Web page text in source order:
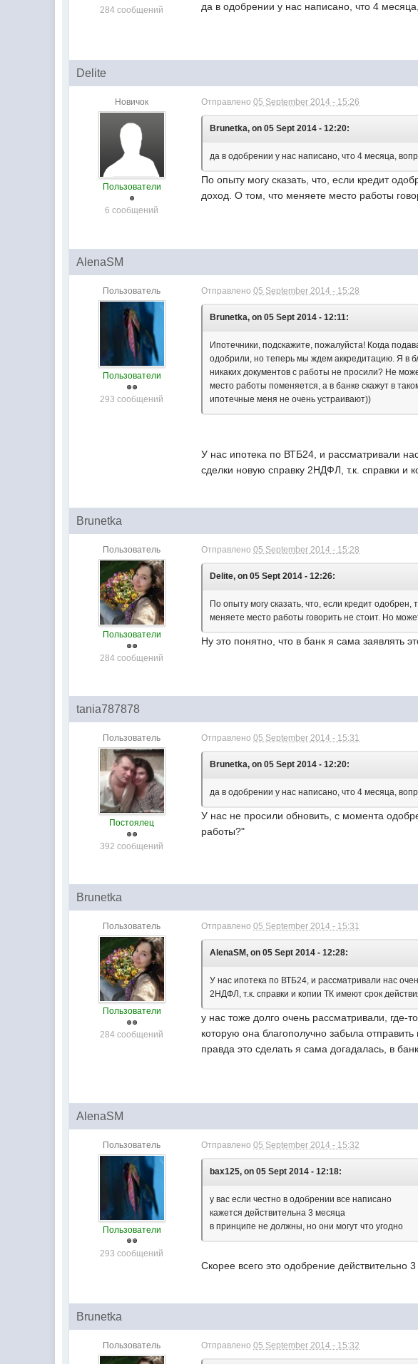
284 сообщений да в одобрении у нас написано, что 4
Delite
Новичок
Пользователи
6 сообщений
Отправлено05 September 2014 - 15:26
Brunetka, on 05 Sept 2014 - 12:20:
да в одобрении у нас написано, что 4 месяца,
По опыту могу сказать, что, если кредит
доход. О том, что меняете место работы
AlenaSM
Пользователь
Пользователи
293 сообщений
Отправлено05 September 2014 - 15:28
Brunetka, on 05 Sept 2014 - 12:11:
Ипотечники, подскажите, пожалуйста! Когда
одобрили, но теперь мы ждем аккредитацию. Я в
никаких документов с работы не просили? Не
место работы поменяется, а в банке скажут в
ипотечные меня не очень устраивают))
У нас ипотека по ВТБ24, и рассматривали
сделки новую справку 2НДФЛ, т.к. справки и
Brunetka
Пользователь
Пользователи
284 сообщений
Отправлено05 September 2014 - 15:28
Delite, on 05 Sept 2014 - 12:26:
По опыту могу сказать, что, если кредит
меняете место работы говорить не стоит. Но
Ну это понятно, что в банк я сама заявлять
tania787878
Пользователь
Постоялец
392 сообщений
Отправлено05 September 2014 - 15:31
Brunetka, on 05 Sept 2014 - 12:20:
да в одобрении у нас написано, что 4 месяца,
У нас не просили обновить, с момента
работы?"
Brunetka
Пользователь
Пользователи
284 сообщений
Отправлено05 September 2014 - 15:31
AlenaSM, on 05 Sept 2014 - 12:28:
У нас ипотека по ВТБ24, и рассматривали нас
2НДФЛ, т.к. справки и копии ТК имеют срок
у нас тоже долго очень рассматривали, где-
которую она благополучно забыла
правда это сделать я сама догадалась, в
AlenaSM
Пользователь
Пользователи
293 сообщений
Отправлено05 September 2014 - 15:32
bax125, on 05 Sept 2014 - 12:18:
у вас если честно в одобрении все написано
кажется действительна 3 месяца
в принципе не должны, но они могут что угодно
Скорее всего это одобрение
Brunetka
Пользователь Отправлено05 September 2014 - 15:32